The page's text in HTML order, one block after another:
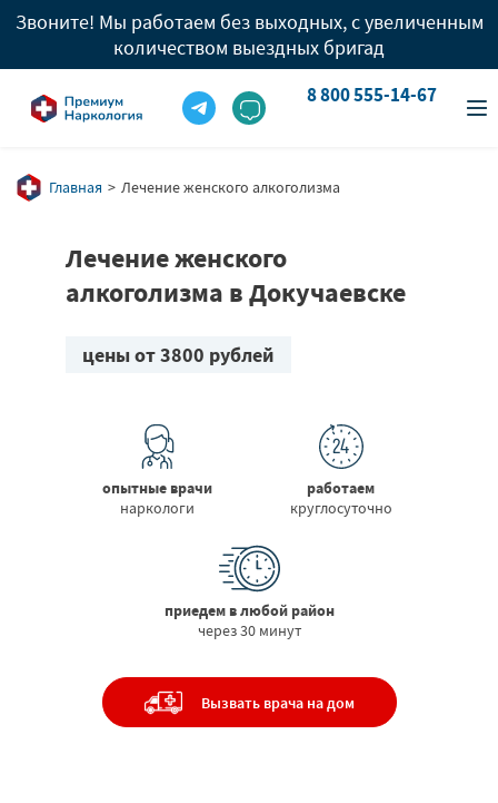
Звоните! Мы работаем без выходных, с увеличенным
количеством выездных бригад
8 800 555-14-67
8 800 555-14-67 info@premium-clinic.com
Вызов врача
Главная Лечение женского алкоголизма
Лечение женского
алкоголизма в Докучаевске
цены от 3800 рублей
опытные врачи
наркологи
работаем
круглосуточно
приедем в любой район
через 30 минут
Вызвать врача на дом